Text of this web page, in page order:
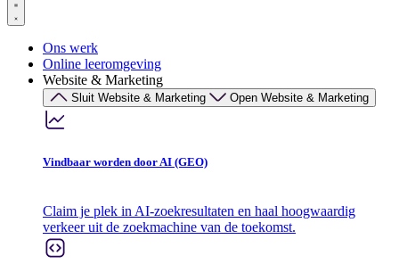
Ons werk
Online leeromgeving
Website & Marketing
Sluit Website & Marketing Open Website & Marketing
Vindbaar worden door AI (GEO)
Claim je plek in AI-zoekresultaten en haal hoogwaardig
verkeer uit de zoekmachine van de toekomst.